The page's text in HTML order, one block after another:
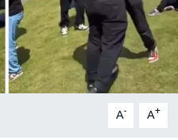
A- A+